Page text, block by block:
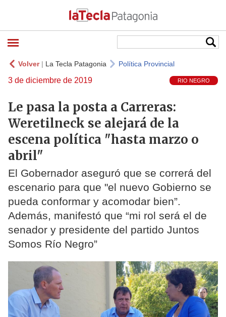
Volver| La Tecla Patagonia Política Provincial
3 de diciembre de 2019 RIO NEGRO
Le pasa la posta a Carreras:
Weretilneck se alejará de la
escena política "hasta marzo o
abril"
El Gobernador aseguró que se correrá del
escenario para que "el nuevo Gobierno se
pueda conformar y acomodar bien”.
Además, manifestó que “mi rol será el de
senador y presidente del partido Juntos
Somos Río Negro”